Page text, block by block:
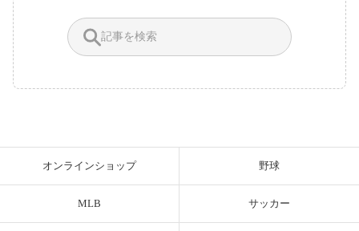
オンラインショップ 野球
MLB サッカー